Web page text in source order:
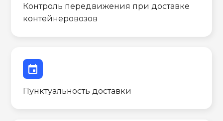
Контроль передвижения при доставке
контейнеровозов
event
Пунктуальность доставки